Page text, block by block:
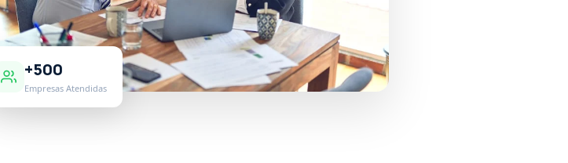
+500
Empresas Atendidas